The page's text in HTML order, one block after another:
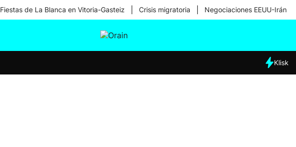
Fiestas de La Blanca en Vitoria-Gasteiz Crisis migratoria Negociaciones EEUU-Irán
Klisk